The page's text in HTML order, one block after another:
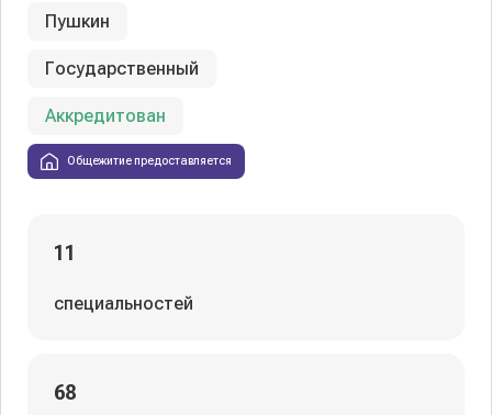
Пушкин
Государственный
Аккредитован
Общежитие предоставляется
11
специальностей
68